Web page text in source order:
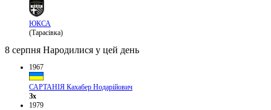
ЮКСА
(Тарасівка)
8 серпня Народилися у цей день
1967
САРТАНІЯ Кахабер Нодарійович
Зх
1979